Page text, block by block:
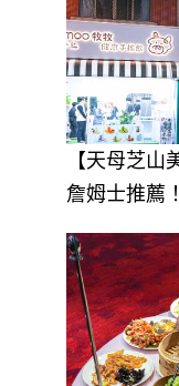
【天母芝山
詹姆士推薦